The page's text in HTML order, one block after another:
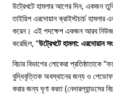
উট্রেখটে হামলার আগের দিন, একজন
তাইয়িপ এরদোয়ান ক্রাইস্টচার্চ হামলার
করেন। এই পদক্ষেপ একজন আরব নিউজ
করেছিল, উট্রেখটে হামলা: এরদোয়ান
বিচার বিভাগের লোকেরা প্রতিষ্ঠাতাকে
বুদ্ধিবৃত্তিক অবস্থানের জন্য ও
করার জন্য ঘৃণা করত (নেদারল্যান্ডসের